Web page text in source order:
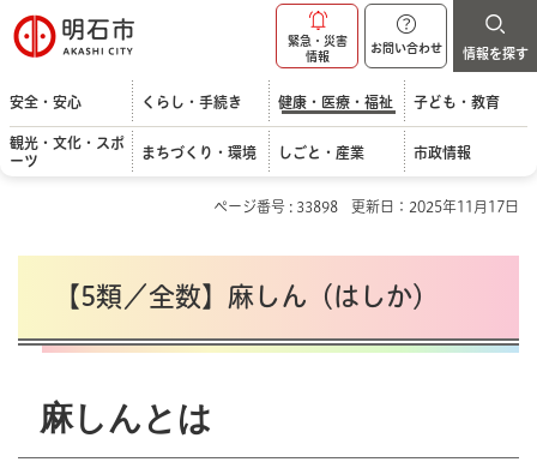
明石市
緊急・災害
情報
お問い合わせ 情報を探す
安全・安心 くらし・手続き 健康・医療・福祉 子ども・教育
観光・文化・スポ
ーツ
まちづくり・環境 しごと・産業 市政情報
ページ番号 : 33898 更新日：2025年11月17日
【5類／全数】麻しん（はしか）
麻しんとは